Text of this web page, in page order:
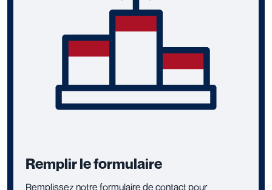
Remplir le formulaire
Remplissez notre formulaire de contact pour